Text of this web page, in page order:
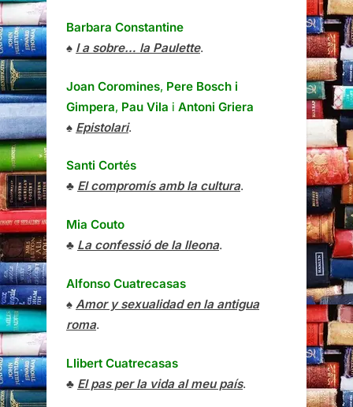
Barbara Constantine
♠ I a sobre… la Paulette.
Joan Coromines, Pere Bosch i
Gimpera, Pau Vila i Antoni Griera
♠ Epistolari.
Santi Cortés
♣ El compromís amb la cultura.
Mia Couto
♣ La confessió de la lleona.
Alfonso Cuatrecasas
♠ Amor y sexualidad en la antigua
roma.
Llibert Cuatrecasas
♣ El pas per la vida al meu país.